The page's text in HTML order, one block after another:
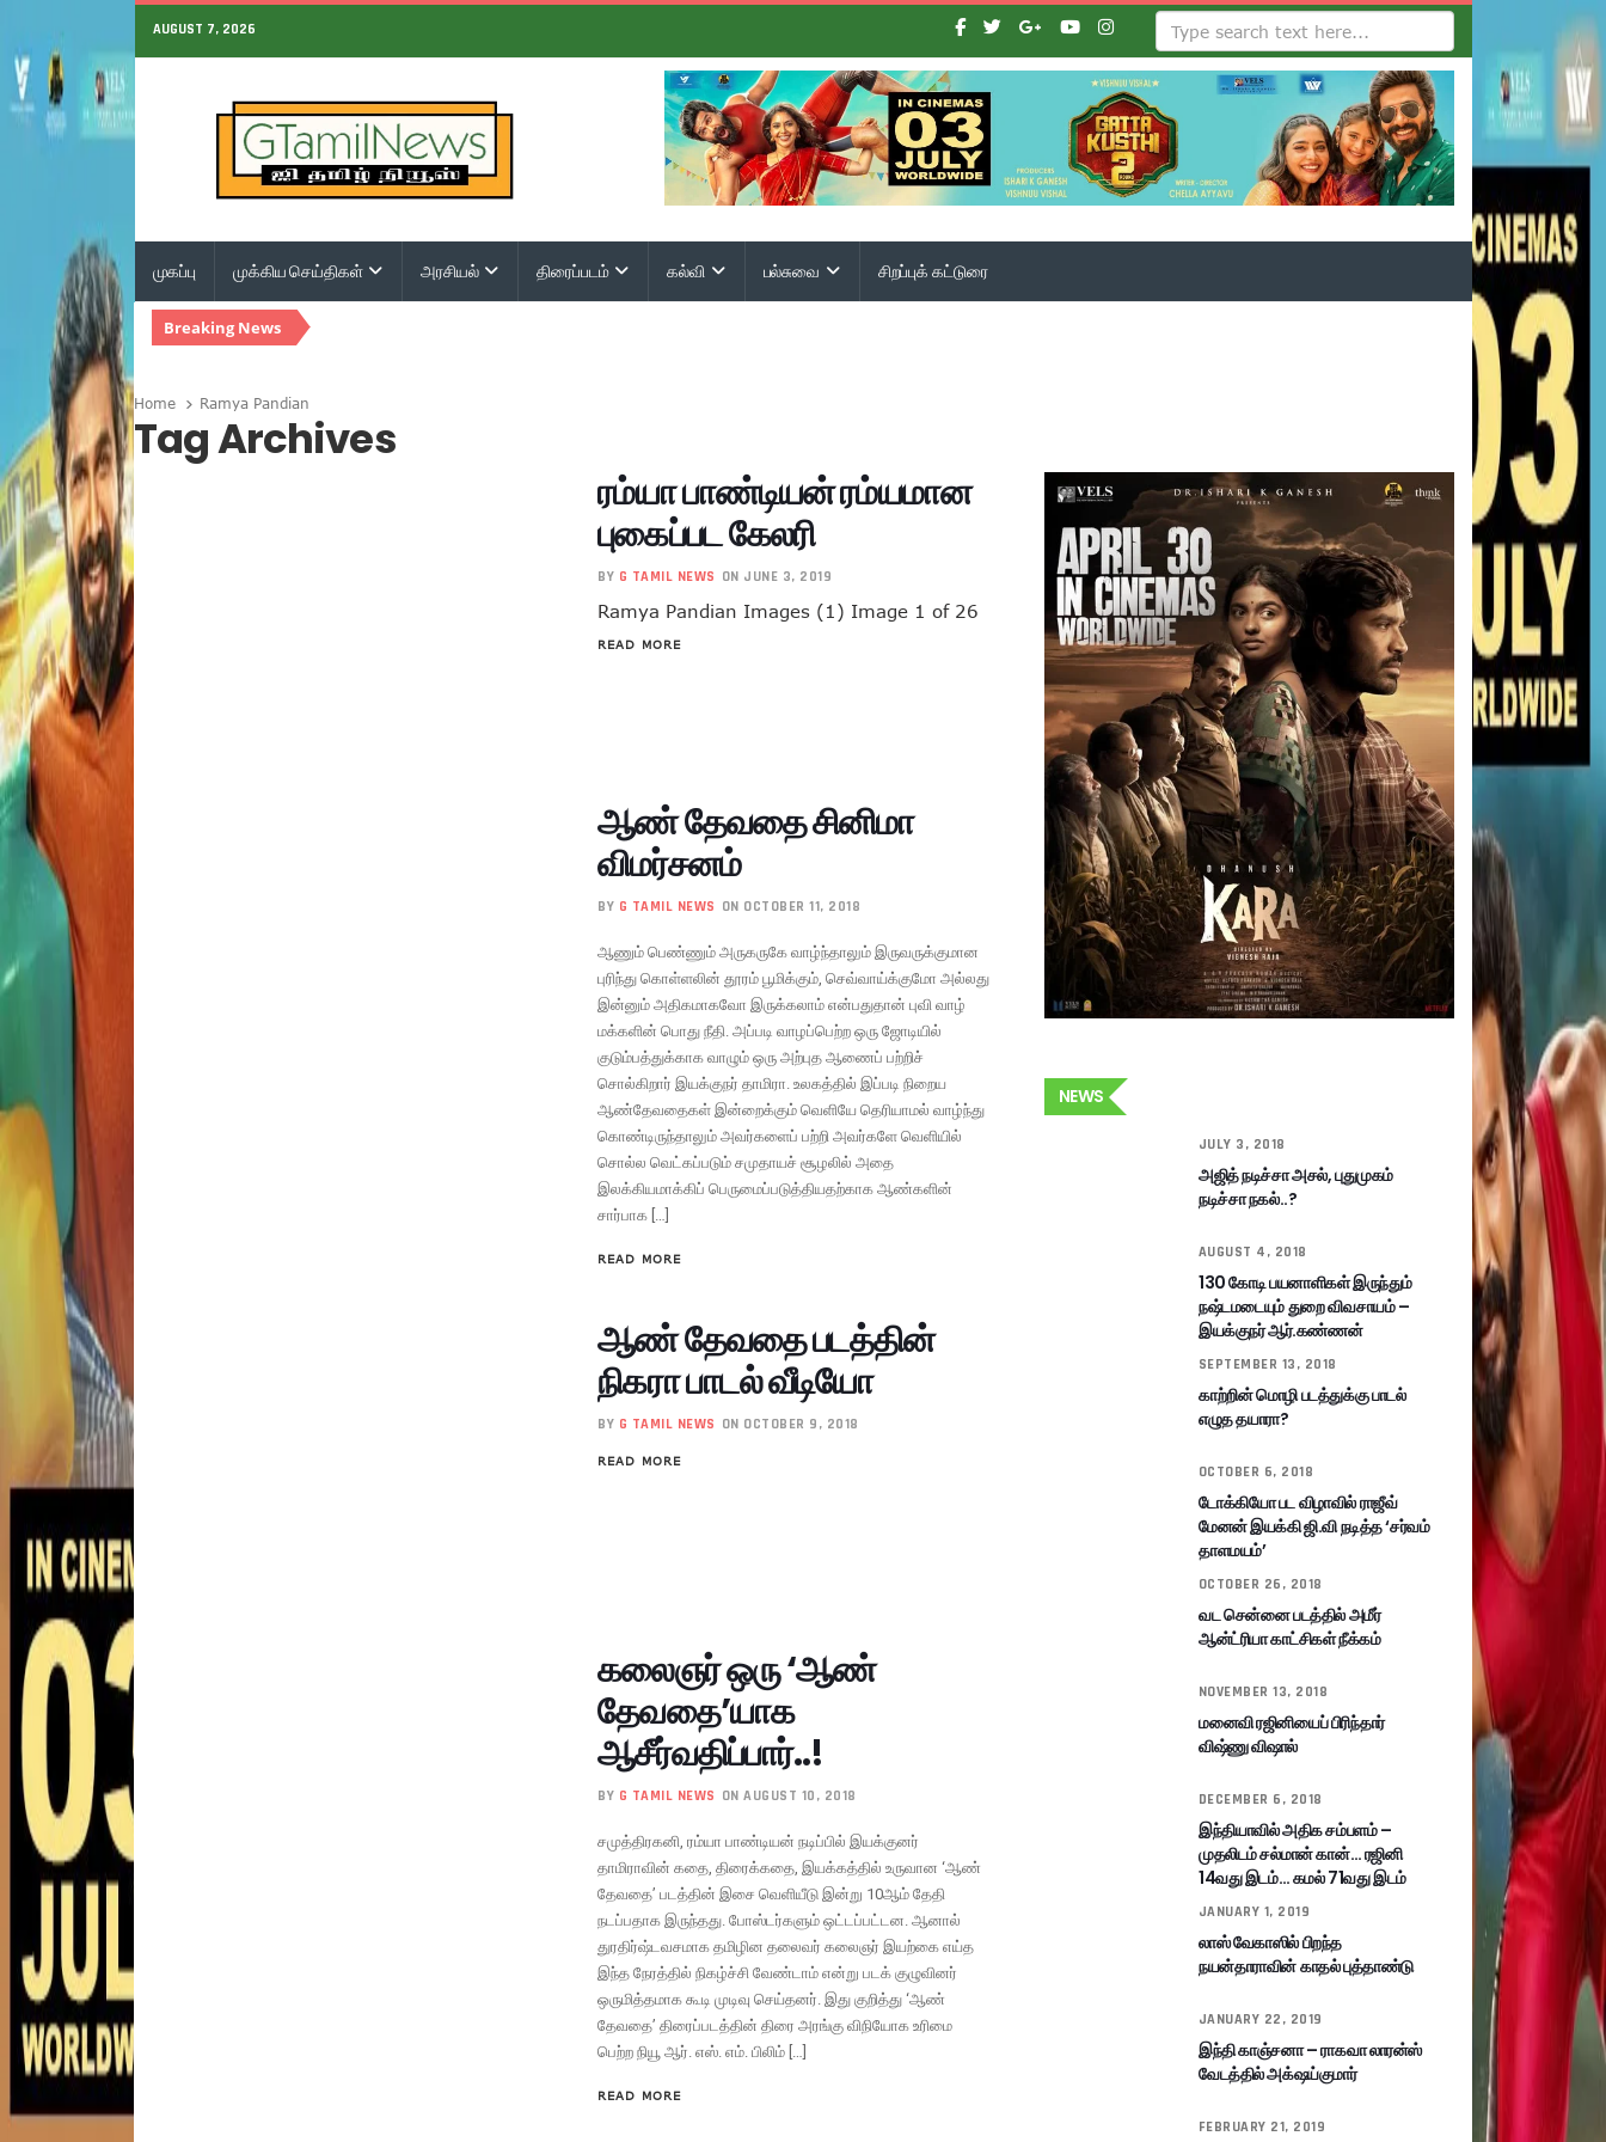
AUGUST 7, 2026
முகப்பு முக்கிய செய்திகள் அரசியல் திரைப்படம் கல்வி பல்சுவை சிறப்புக் கட்டுரை
Breaking News
Home Ramya Pandian
Tag Archives
ரம்யா பாண்டியன் ரம்யமான
புகைப்பட கேலரி
BY G TAMIL NEWS ON JUNE 3, 2019
Ramya Pandian Images (1) Image 1 of 26
READ MORE
ஆண் தேவதை சினிமா
விமர்சனம்
BY G TAMIL NEWS ON OCTOBER 11, 2018
ஆணும் பெண்ணும் அருகருகே வாழ்ந்தாலும் இருவருக்குமான
புரிந்து கொள்ளலின் தூரம் பூமிக்கும், செவ்வாய்க்குமோ அல்லது
இன்னும் அதிகமாகவோ இருக்கலாம் என்பதுதான் புவி வாழ்
மக்களின் பொது நீதி. அப்படி வாழப்பெற்ற ஒரு ஜோடியில்
குடும்பத்துக்காக வாழும் ஒரு அற்புத ஆணைப் பற்றிச்
சொல்கிறார் இயக்குநர் தாமிரா. உலகத்தில் இப்படி நிறைய
ஆண்தேவதைகள் இன்றைக்கும் வெளியே தெரியாமல் வாழ்ந்து
கொண்டிருந்தாலும் அவர்களைப் பற்றி அவர்களே வெளியில்
சொல்ல வெட்கப்படும் சமுதாயச் சூழலில் அதை
இலக்கியமாக்கிப் பெருமைப்படுத்தியதற்காக ஆண்களின்
சார்பாக […]
READ MORE
ஆண் தேவதை படத்தின்
நிகரா பாடல் வீடியோ
BY G TAMIL NEWS ON OCTOBER 9, 2018
READ MORE
கலைஞர் ஒரு ‘ஆண்
தேவதை’யாக
ஆசீர்வதிப்பார்..!
BY G TAMIL NEWS ON AUGUST 10, 2018
சமுத்திரகனி, ரம்யா பாண்டியன் நடிப்பில் இயக்குனர்
தாமிராவின் கதை, திரைக்கதை, இயக்கத்தில் உருவான ‘ஆண்
தேவதை’ படத்தின் இசை வெளியீடு இன்று 10ஆம் தேதி
நடப்பதாக இருந்தது. போஸ்டர்களும் ஒட்டப்பட்டன. ஆனால்
துரதிர்ஷ்டவசமாக தமிழின தலைவர் கலைஞர் இயற்கை எய்த
இந்த நேரத்தில் நிகழ்ச்சி வேண்டாம் என்று படக் குழுவினர்
ஒருமித்தமாக கூடி முடிவு செய்தனர். இது குறித்து ‘ஆண்
தேவதை’ திரைப்படத்தின் திரை அரங்கு விநியோக உரிமை
பெற்ற நியூ ஆர். எஸ். எம். பிலிம் […]
READ MORE
NEWS
JULY 3, 2018
அஜித் நடிச்சா அசல், புதுமுகம்
நடிச்சா நகல்..?
AUGUST 4, 2018
130 கோடி பயனாளிகள் இருந்தும்
நஷ்டமடையும் துறை விவசாயம் –
இயக்குநர் ஆர்.கண்ணன்
SEPTEMBER 13, 2018
காற்றின் மொழி படத்துக்கு பாடல்
எழுத தயாரா?
OCTOBER 6, 2018
டோக்கியோ பட விழாவில் ராஜீவ்
மேனன் இயக்கி ஜி.வி நடித்த ‘சர்வம்
தாளமயம்’
OCTOBER 26, 2018
வட சென்னை படத்தில் அமீர்
ஆன்ட்ரியா காட்சிகள் நீக்கம்
NOVEMBER 13, 2018
மனைவி ரஜினியைப் பிரிந்தார்
விஷ்ணு விஷால்
DECEMBER 6, 2018
இந்தியாவில் அதிக சம்பளம் –
முதலிடம் சல்மான் கான்… ரஜினி
14வது இடம்… கமல் 71வது இடம்
JANUARY 1, 2019
லாஸ் வேகாஸில் பிறந்த
நயன்தாராவின் காதல் புத்தாண்டு
JANUARY 22, 2019
இந்தி காஞ்சனா – ராகவா லாரன்ஸ்
வேடத்தில் அக்‌ஷய்குமார்
FEBRUARY 21, 2019